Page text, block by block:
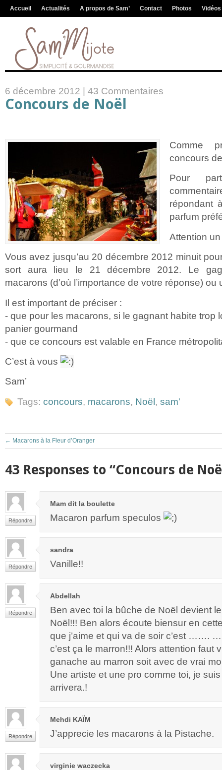
Accueil Actualités A propos de Sam’ Contact Photos Vidéos
6 décembre 2012 | 43 Commentaires
Concours de Noël
Comme
concours
Pour
répondant
parfum
Attention
Vous avez jusqu’au 20 décembre 2012 minuit
sort aura lieu le 21 décembre 2012. Le
macarons (d’où l’importance de votre réponse)
Il est important de préciser :
- que pour les macarons, si le gagnant habite trop
panier gourmand
- que ce concours est valable en France
C’est à vous
Sam’
Tags: concours, macarons, Noël, sam'
← Macarons à la Fleur d’Oranger
43 Responses to “Concours de
Répondre
Mam dit la boulette
Macaron parfum speculos
Répondre
sandra
Vanille!!
Répondre
Abdellah
Ben avec toi la bûche de Noël devient
Noël!!! Ben alors écoute biensur en
que j’aime et qui va de soir c’est
c’est ça le marron!!! Alors attention faut
ganache au marron soit avec de vrai
Une artiste et une pro comme toi, je
arrivera.!
Répondre
Mehdi KAÏM
J’apprecie les macarons à la Pistache.
virginie waczecka